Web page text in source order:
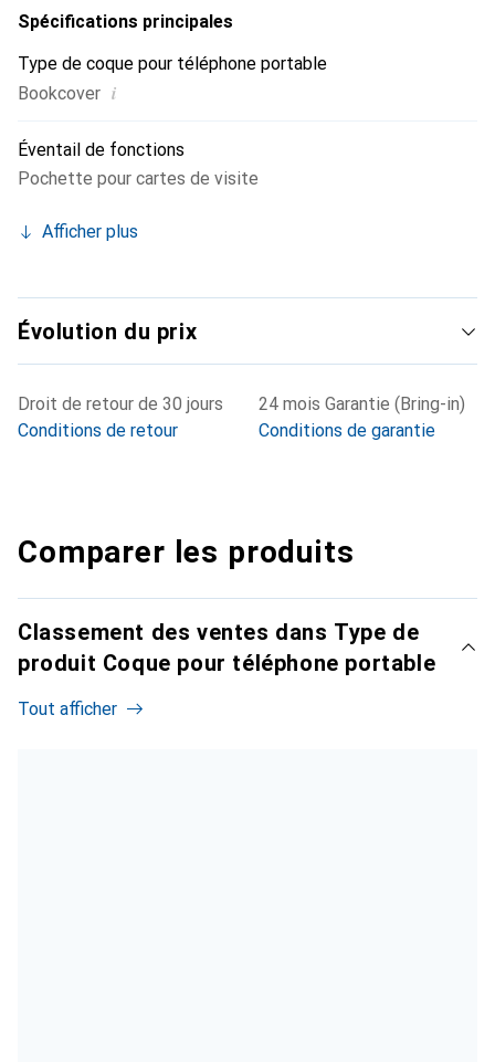
Spécifications principales
Type de coque pour téléphone portable
Bookcover i
Éventail de fonctions
Pochette pour cartes de visite
Afficher plus
Évolution du prix
Droit de retour de 30 jours
Conditions de retour
24 mois Garantie (Bring-in)
Conditions de garantie
Comparer les produits
Classement des ventes dans Type de
produit Coque pour téléphone portable
Tout afficher